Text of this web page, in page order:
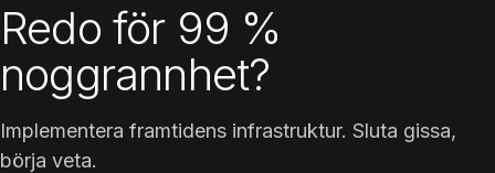
Redo för 99 %
noggrannhet?
Implementera framtidens infrastruktur. Sluta gissa,
börja veta.